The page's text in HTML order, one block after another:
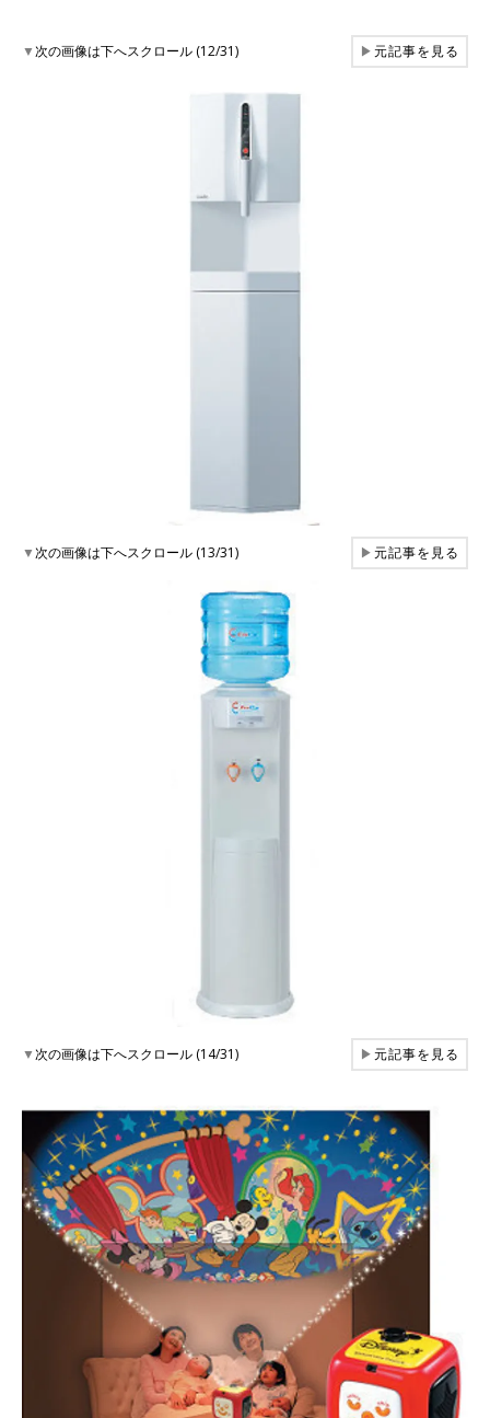
▼次の画像は下へスクロール (12/31) ▶元記事を見る
▼次の画像は下へスクロール (13/31) ▶元記事を見る
▼次の画像は下へスクロール (14/31) ▶元記事を見る